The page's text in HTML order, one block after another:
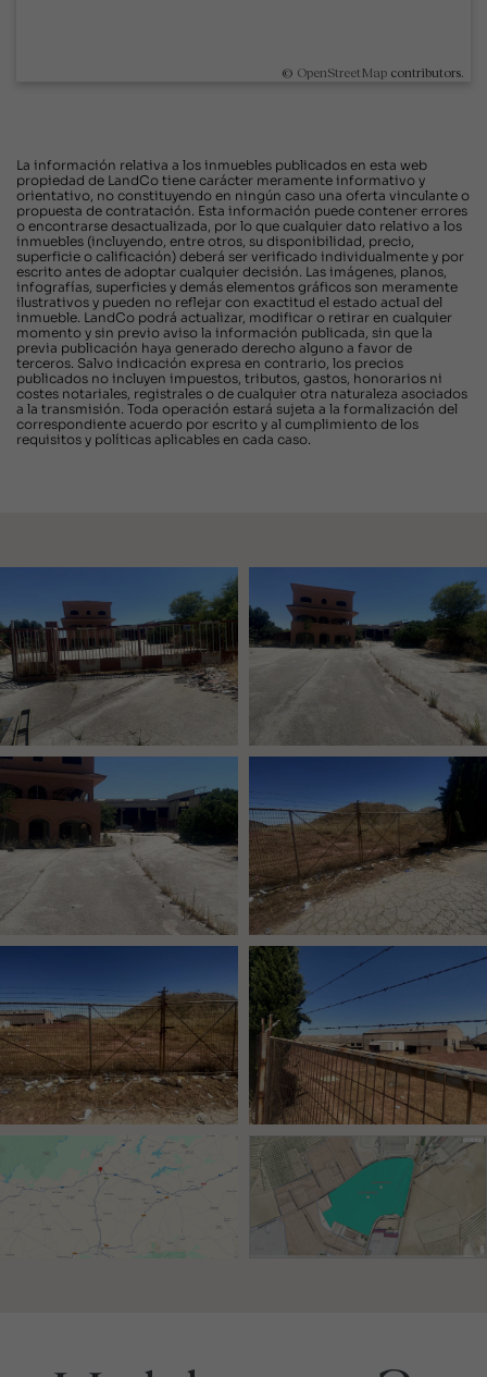
© OpenStreetMap contributors.
La información relativa a los inmuebles publicados en esta web
propiedad de LandCo tiene carácter meramente informativo y
orientativo, no constituyendo en ningún caso una oferta vinculante o
propuesta de contratación. Esta información puede contener errores
o encontrarse desactualizada, por lo que cualquier dato relativo a los
inmuebles (incluyendo, entre otros, su disponibilidad, precio,
superficie o calificación) deberá ser verificado individualmente y por
escrito antes de adoptar cualquier decisión. Las imágenes, planos,
infografías, superficies y demás elementos gráficos son meramente
ilustrativos y pueden no reflejar con exactitud el estado actual del
inmueble. LandCo podrá actualizar, modificar o retirar en cualquier
momento y sin previo aviso la información publicada, sin que la
previa publicación haya generado derecho alguno a favor de
terceros. Salvo indicación expresa en contrario, los precios
publicados no incluyen impuestos, tributos, gastos, honorarios ni
costes notariales, registrales o de cualquier otra naturaleza asociados
a la transmisión. Toda operación estará sujeta a la formalización del
correspondiente acuerdo por escrito y al cumplimiento de los
requisitos y políticas aplicables en cada caso.